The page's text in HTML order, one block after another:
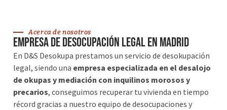
Acerca de nosotros
Empresa de desocupación legal en madrid
En D&S Desokupa prestamos un servicio de desokupación
legal, siendo una empresa especializada en el desalojo
de okupas y mediación con inquilinos morosos y
precarios, conseguimos recuperar tu vivienda en tiempo
récord gracias a nuestro equipo de desocupaciones y